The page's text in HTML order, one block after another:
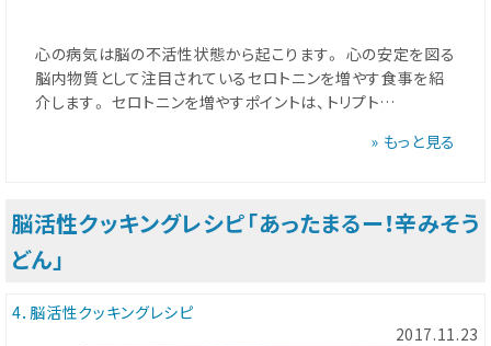
心の病気は脳の不活性状態から起こります。 心の安定を図る
脳内物質として注目されているセロトニンを増やす食事を紹
介します。 セロトニンを増やすポイントは、トリプト…
» もっと見る
脳活性クッキングレシピ「あったまるー！辛みそう
どん」
4．脳活性クッキングレシピ
2017.11.23